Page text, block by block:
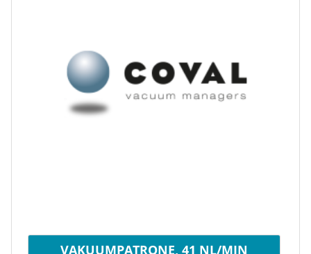
VAKUUMPATRONE, 41 NL/MIN